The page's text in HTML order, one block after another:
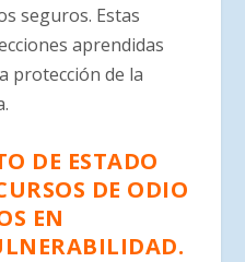
seguros. Estas
aprendidas
protección de la
DE ESTADO
DE ODIO
EN